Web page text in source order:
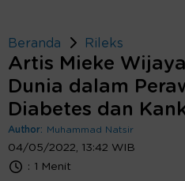
Beranda Rileks
Artis Mieke
Dunia dalam
Diabetes dan
Author: Muhammad Natsir
04/05/2022, 13:42 WIB
: 1 Menit